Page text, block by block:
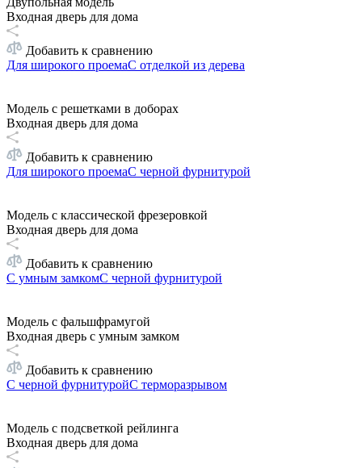
Входная дверь для дома
Добавить к сравнению
Для широкого проемаС отделкой из дерева
Модель с решетками в доборах
Входная дверь для дома
Добавить к сравнению
Для широкого проемаС черной фурнитурой
Модель с классической фрезеровкой
Входная дверь для дома
Добавить к сравнению
С умным замкомС черной фурнитурой
Модель с фальшфрамугой
Входная дверь с умным замком
Добавить к сравнению
С черной фурнитуройС терморазрывом
Модель с подсветкой рейлинга
Входная дверь для дома